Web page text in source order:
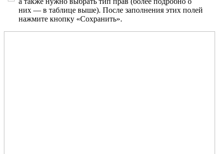
них — в таблице выше). После заполнения этих полей
нажмите кнопку «Сохранить».